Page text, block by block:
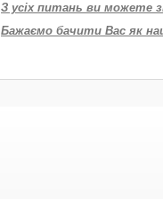
З усіх питань ви можете
Бажаємо бачити Вас як